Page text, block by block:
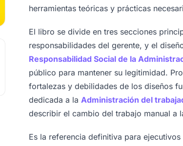
herramientas teóricas y prácticas
El libro se divide en tres secciones
responsabilidades del gerente, y el
Responsabilidad Social de la
público para mantener su legitimidad.
fortalezas y debilidades de los diseños
dedicada a laAdministración del
describir el cambio del trabajo manual a
Es la referencia definitiva para